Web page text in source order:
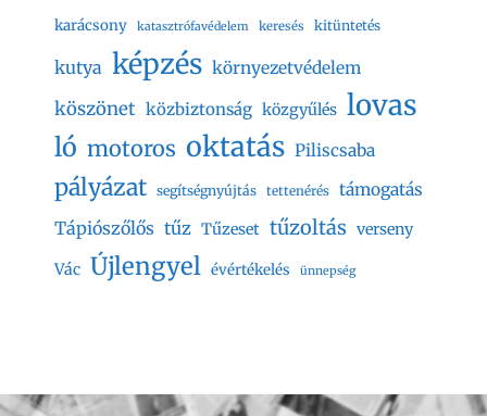
karácsony katasztrófavédelem keresés kitüntetés
kutya képzés környezetvédelem
köszönet közbiztonság közgyűlés lovas
ló motoros oktatás Piliscsaba
pályázat segítségnyújtás tettenérés támogatás
Tápiószőlős tűz Tűzeset tűzoltás verseny
Vác Újlengyel évértékelés ünnepség